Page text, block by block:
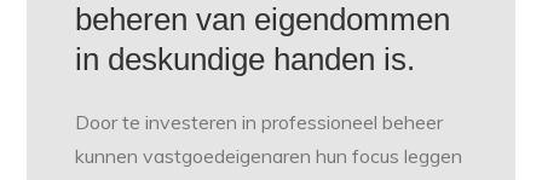
beheren van eigendommen
in deskundige handen is.
Door te investeren in professioneel beheer
kunnen vastgoedeigenaren hun focus leggen